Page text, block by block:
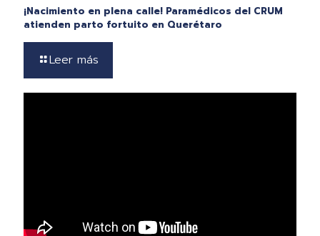
¡Nacimiento en plena calle! Paramédicos del CRUM
atienden parto fortuito en Querétaro
Leer más